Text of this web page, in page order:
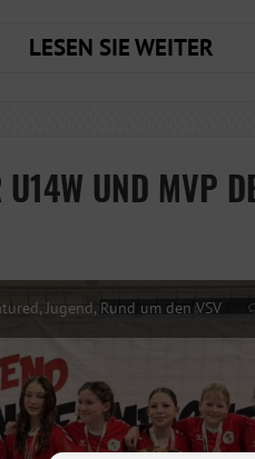
LESEN SIE WEITER
DES
UND MVP
,Jugend, Rund um den VSV